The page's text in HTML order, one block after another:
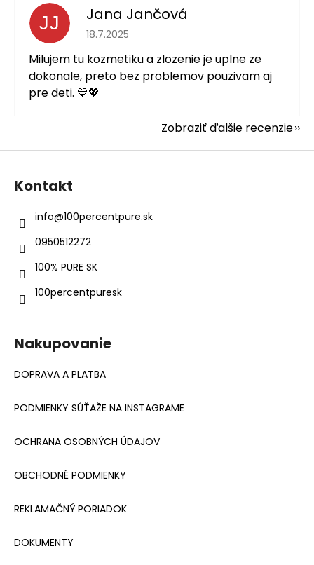
JJ Jana Jančová
Hodnotenie obchodu je 5 z 5 hviezdičiek.
18.7.2025
Milujem tu kozmetiku a zlozenie je uplne ze
dokonale, preto bez problemov pouzivam aj
pre deti. 💙💖
Zobraziť ďalšie recenzie
Z
Kontakt
info@100percentpure.sk
0950512272
100% PURE SK
100percentpuresk
Nakupovanie
DOPRAVA A PLATBA
PODMIENKY SÚŤAŽE NA INSTAGRAME
OCHRANA OSOBNÝCH ÚDAJOV
OBCHODNÉ PODMIENKY
REKLAMAČNÝ PORIADOK
DOKUMENTY